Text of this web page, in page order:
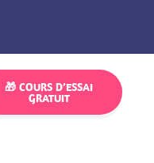
🎁 COURS D’ESSAI
GRATUIT